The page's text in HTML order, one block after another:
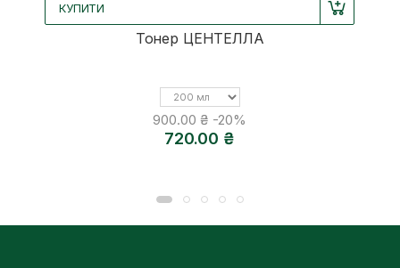
КУПИТИ
Тонер ЦЕНТЕЛЛА
Об'єм
900.00 ₴ -20%
720.00 ₴